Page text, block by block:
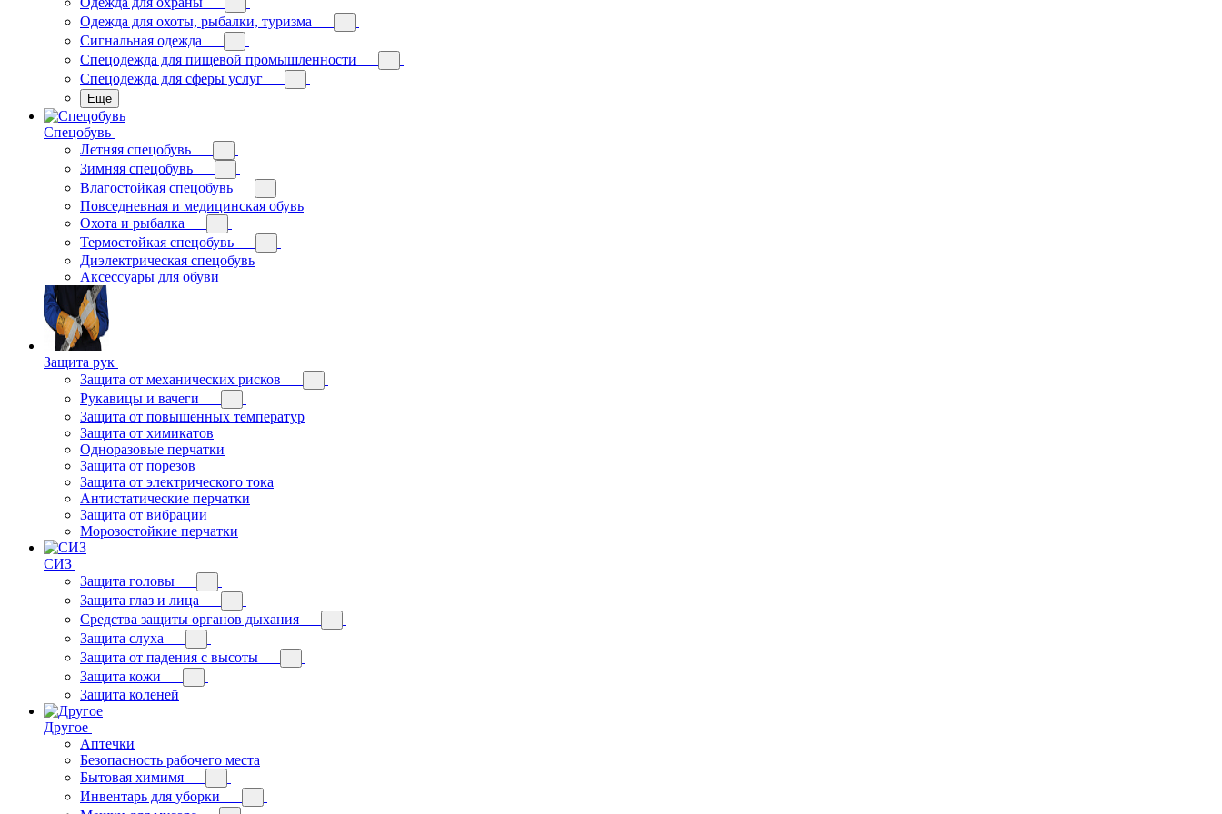
Одежда для охоты, рыбалки, туризма
Сигнальная одежда
Спецодежда для пищевой промышленности
Спецодежда для сферы услуг
Еще
Спецобувь
Летняя спецобувь
Зимняя спецобувь
Влагостойкая спецобувь
Повседневная и медицинская обувь
Охота и рыбалка
Термостойкая спецобувь
Диэлектрическая спецобувь
Аксессуары для обуви
Защита рук
Защита от механических рисков
Рукавицы и вачеги
Защита от повышенных температур
Защита от химикатов
Одноразовые перчатки
Защита от порезов
Защита от электрического тока
Антистатические перчатки
Защита от вибрации
Морозостойкие перчатки
СИЗ
Защита головы
Защита глаз и лица
Средства защиты органов дыхания
Защита слуха
Защита от падения с высоты
Защита кожи
Защита коленей
Другое
Аптечки
Безопасность рабочего места
Бытовая химимя
Инвентарь для уборки